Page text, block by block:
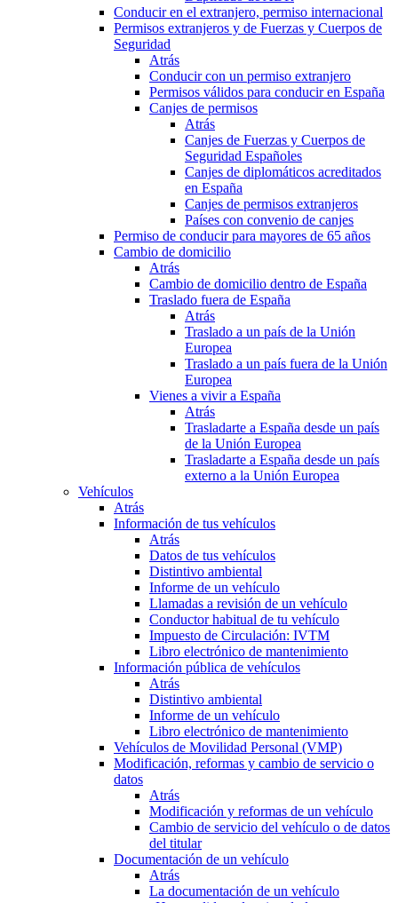
Conducir en el extranjero, permiso internacional
Permisos extranjeros y de Fuerzas y Cuerpos de
Seguridad
Atrás
Conducir con un permiso extranjero
Permisos válidos para conducir en España
Canjes de permisos
Atrás
Canjes de Fuerzas y Cuerpos de
Seguridad Españoles
Canjes de diplomáticos acreditados
en España
Canjes de permisos extranjeros
Países con convenio de canjes
Permiso de conducir para mayores de 65 años
Cambio de domicilio
Atrás
Cambio de domicilio dentro de España
Traslado fuera de España
Atrás
Traslado a un país de la Unión
Europea
Traslado a un país fuera de la Unión
Europea
Vienes a vivir a España
Atrás
Trasladarte a España desde un país
de la Unión Europea
Trasladarte a España desde un país
externo a la Unión Europea
Vehículos
Atrás
Información de tus vehículos
Atrás
Datos de tus vehículos
Distintivo ambiental
Informe de un vehículo
Llamadas a revisión de un vehículo
Conductor habitual de tu vehículo
Impuesto de Circulación: IVTM
Libro electrónico de mantenimiento
Información pública de vehículos
Atrás
Distintivo ambiental
Informe de un vehículo
Libro electrónico de mantenimiento
Vehículos de Movilidad Personal (VMP)
Modificación, reformas y cambio de servicio o
datos
Atrás
Modificación y reformas de un vehículo
Cambio de servicio del vehículo o de datos
del titular
Documentación de un vehículo
Atrás
La documentación de un vehículo